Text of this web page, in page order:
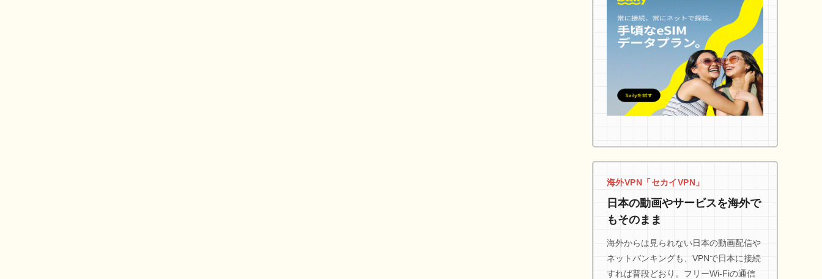
海外VPN「セカイVPN」
日本の動画やサービスを海外で
もそのまま
海外からは見られない日本の動画配信や
ネットバンキングも、VPNで日本に接続
すれば普段どおり。フリーWi-Fiの通信